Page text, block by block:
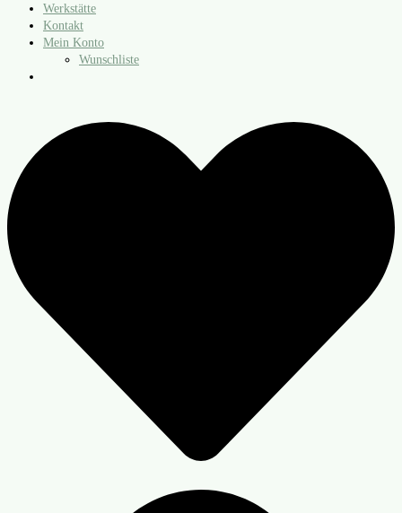
Werkstätte
Kontakt
Mein Konto
Wunschliste